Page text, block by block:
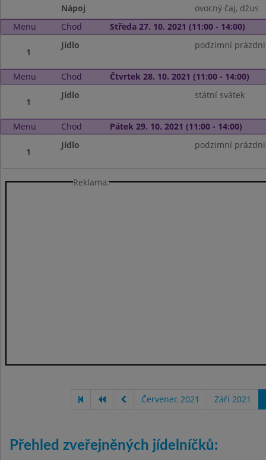
Nápoj
ovocný čaj, džus
Menu
Chod Středa 27. 10. 2021 (11:00 - 14:00)
1
Jídlo podzimní
Menu Chod Čtvrtek 28. 10. 2021 (11:00 - 14:00)
1
Jídlo státní svátek
Menu Chod Pátek 29. 10. 2021 (11:00 - 14:00)
1
Jídlo podzimní
Reklama:
Červenec 2021 Září 2021
Přehled zveřejněných jídelníčků: